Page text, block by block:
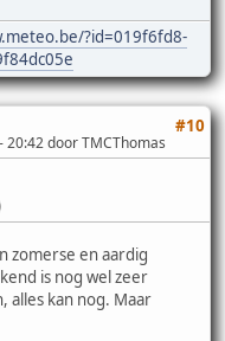
?id=019f6fd8-
#10
20:42 door TMCThomas
zomerse en aardig
is nog wel zeer
alles kan nog. Maar